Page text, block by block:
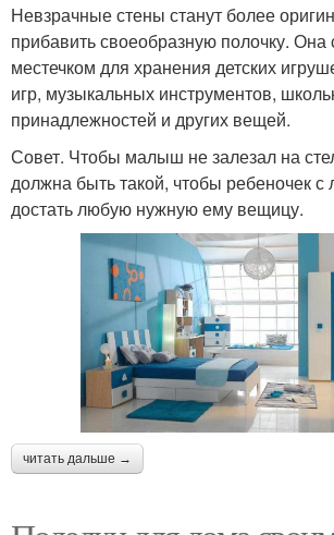
Невзрачные стены станут более
прибавить своеобразную полочку. Она
местечком для хранения детских
игр, музыкальных инструментов,
принадлежностей и других вещей.
Совет. Чтобы малыш не залезал на
должна быть такой, чтобы ребеночек с
достать любую нужную ему вещицу.
читать дальше →